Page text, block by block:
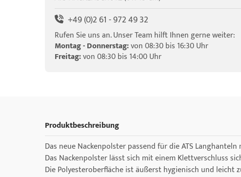
+49 (0)2 61 - 972 49 32
Rufen Sie uns an. Unser Team hilft Ihnen gerne weiter:
Montag - Donnerstag:von 08:30 bis 16:30 Uhr
Freitag:von 08:30 bis 14:00 Uhr
Produktbeschreibung
Das neue Nackenpolster passend für die ATS
Das Nackenpolster lässt sich mit einem Klettverschluss
Die Polyesteroberfläche ist äußerst hygienisch und leicht